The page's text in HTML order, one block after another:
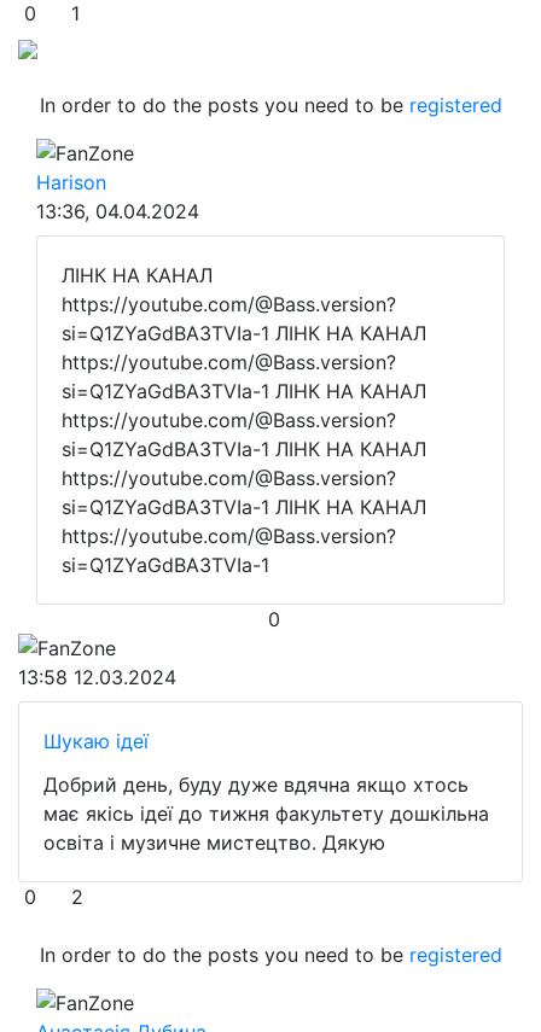
0 1
In order to do the posts you need to be registered
FanZone
Harison
13:36, 04.04.2024
ЛІНК НА КАНАЛ
https://youtube.com/@Bass.version?
si=Q1ZYaGdBA3TVIa-1 ЛІНК НА КАНАЛ
https://youtube.com/@Bass.version?
si=Q1ZYaGdBA3TVIa-1 ЛІНК НА КАНАЛ
https://youtube.com/@Bass.version?
si=Q1ZYaGdBA3TVIa-1 ЛІНК НА КАНАЛ
https://youtube.com/@Bass.version?
si=Q1ZYaGdBA3TVIa-1 ЛІНК НА КАНАЛ
https://youtube.com/@Bass.version?
si=Q1ZYaGdBA3TVIa-1
0
FanZone
13:58 12.03.2024
Шукаю ідеї
Добрий день, буду дуже вдячна якщо хтось
має якісь ідеї до тижня факультету дошкільна
освіта і музичне мистецтво. Дякую
0 2
In order to do the posts you need to be registered
FanZone